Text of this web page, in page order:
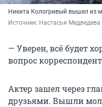
Никита Кологривый вышел из
Источник: Настасья Медведева
— Уверен, всё будет
вопрос
Актер зашел через
друзьями. Вышли